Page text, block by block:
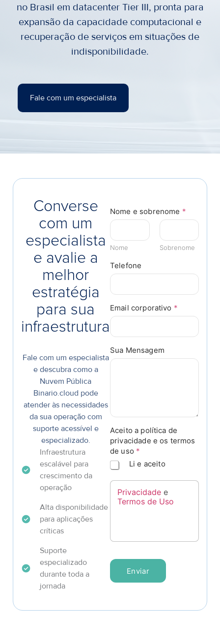
no Brasil em datacenter Tier III, pronta para
expansão da capacidade computacional e
recuperação de serviços em situações de
indisponibilidade.
Fale com um especialista
Converse
com um
especialista
e avalie a
melhor
estratégia
para sua
infraestrutura
Fale com um especialista
e descubra como a
Nuvem Pública
Binario.cloud pode
atender às necessidades
da sua operação com
suporte acessível e
especializado.
Infraestrutura
escalável para
crescimento da
operação
Alta disponibilidade
para aplicações
críticas
Suporte
especializado
durante toda a
jornada
Nome e sobrenome *
Nome Sobrenome
Telefone
c
o
p
o
r
o
c
e
i
t
o
c
i
v
Email corporativo *
Sua Mensagem
Aceito a política de
privacidade e os termos
de uso *
Li e aceito
Privacidade e
Termos de Uso
Enviar